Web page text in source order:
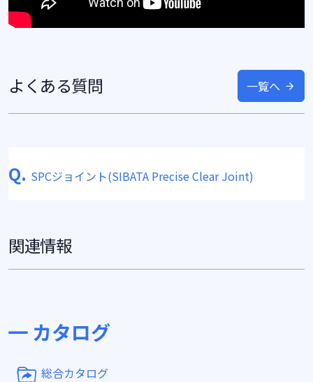
よくある質問 一覧へ
Q. SPCジョイント(SIBATA Precise Clear Joint)
関連情報
カタログ
総合カタログ